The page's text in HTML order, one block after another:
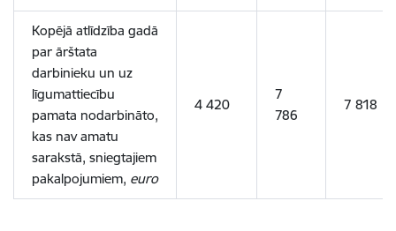
Kopējā atlīdzība gadā
par ārštata
darbinieku un uz
līgumattiecību
pamata nodarbināto,
kas nav amatu
sarakstā, sniegtajiem
pakalpojumiem, euro
4 420
7
786
7 818